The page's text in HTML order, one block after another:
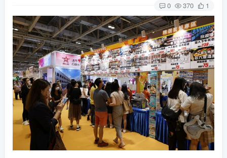
0 370 1